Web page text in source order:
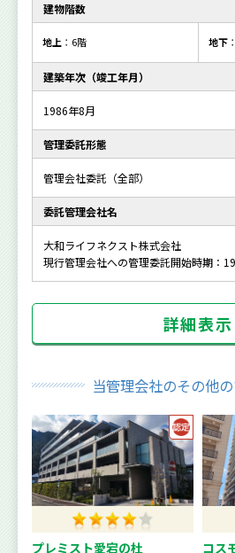
建物階数
地上 ：6階 地下
建築年次（竣工年月）
1986年8月
管理委託形態
管理会社委託（全部）
委託管理会社名
大和ライフネクスト株式会社
現行管理会社への管理委託開始時期：
詳細表示
当管理会社のその他
プレミスト愛宕の杜 コス